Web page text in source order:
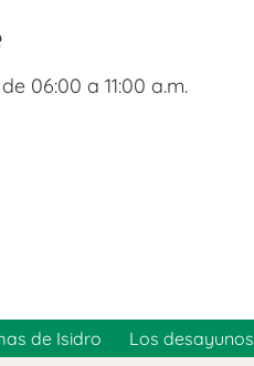
06:00 a 11:00 a.m.
de Isidro Los desayunos